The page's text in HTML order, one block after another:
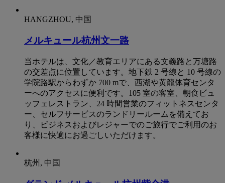
HANGZHOU, 中国
メルキュール杭州文一路
当ホテルは、文化／教育エリアにある文義路と万塘路
の交差点に位置しています。地下鉄 2 号線と 10 号線の
学院路駅からわずか 700 mで、西湖や黄龍体育センタ
ーへのアクセスに便利です。105 室の客室、朝食ビュ
ッフェレストラン、24 時間営業のフィットネスセンタ
ー、セルフサービスのランドリールームを備えてお
り、ビジネスおよびレジャーでのご旅行でご利用のお
客様に快適にお過ごしいただけます。
杭州, 中国